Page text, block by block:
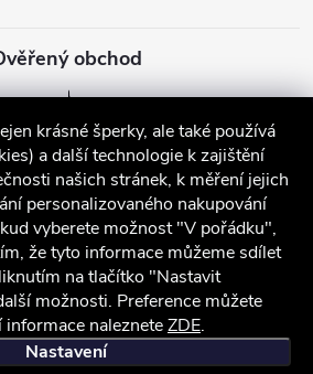
krásné šperky, ale také používá
a další technologie k zajištění
našich stránek, k měření jejich
personalizovaného nakupování
vyberete možnost "V pořádku",
že tyto informace můžeme sdílet
na tlačítko "Nastavit
možnosti. Preference můžete
nalezneteZDE.
Nastavení
obchod
podmínky Ochrana osobních údajů